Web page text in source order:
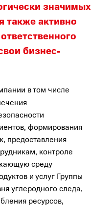
значимых
также активно
бизнес-
в том числе
формирования
предоставления
контроле
среду
и услуг Группы
углеродного следа,
ресурсов,